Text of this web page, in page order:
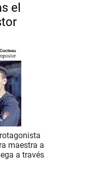
el
maestra a
a través